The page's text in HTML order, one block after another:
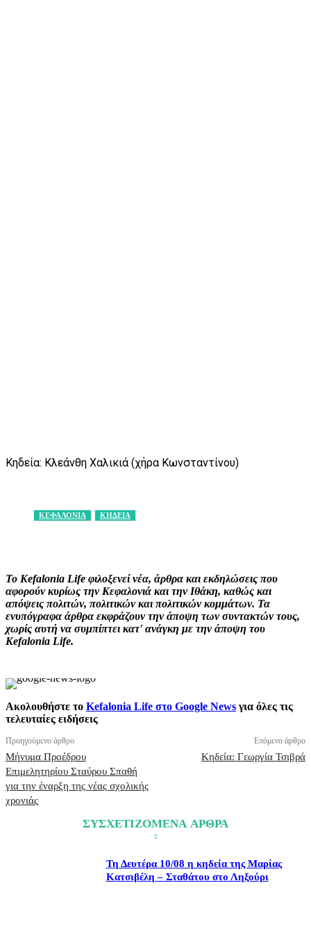
Κηδεία: Κλεάνθη Χαλικιά (χήρα Κωνσταντίνου)
ΚΕΦΑΛΟΝΙΑ ΚΗΔΕΙΑ
Το Kefalonia Life φιλοξενεί νέα, άρθρα και εκδηλώσεις που
αφορούν κυρίως την Κεφαλονιά και την Ιθάκη, καθώς και
απόψεις πολιτών, πολιτικών και πολιτικών κομμάτων. Τα
ενυπόγραφα άρθρα εκφράζουν την άποψη των συντακτών τους,
χωρίς αυτή να συμπίπτει κατ' ανάγκη με την άποψη του
Kefalonia Life.
Ακολουθήστε το Kefalonia Life στο Google News για όλες τις
τελευταίες ειδήσεις
Προηγούμενο άρθρο
Μήνυμα Προέδρου
Επιμελητηρίου Σταύρου Σπαθή
για την έναρξη της νέας σχολικής
χρονιάς
Επόμενο άρθρο
Κηδεία: Γεωργία Τσιβρά
ΣΥΣΧΕΤΙΖΟΜΕΝΑ ΑΡΘΡΑ
Τη Δευτέρα 10/08 η κηδεία της Μαρίας
Κατσιβέλη – Σταθάτου στο Ληξούρι